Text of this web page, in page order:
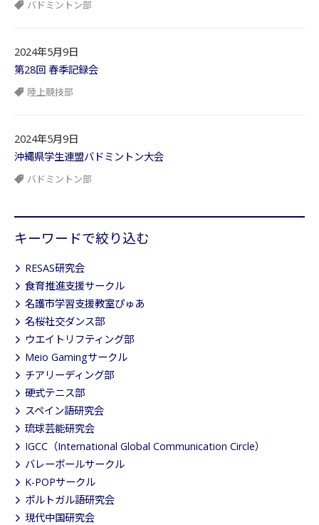
バドミントン部
2024年5月9日
第28回 春季記録会
陸上競技部
2024年5月9日
沖縄県学生連盟バドミントン大会
バドミントン部
キーワードで絞り込む
RESAS研究会
食育推進支援サークル
名護市学習支援教室ぴゅあ
名桜社交ダンス部
ウエイトリフティング部
Meio Gamingサークル
チアリーディング部
硬式テニス部
スペイン語研究会
琉球芸能研究会
IGCC（International Global Communication Circle）
バレーボールサークル
K-POPサークル
ポルトガル語研究会
現代中国研究会